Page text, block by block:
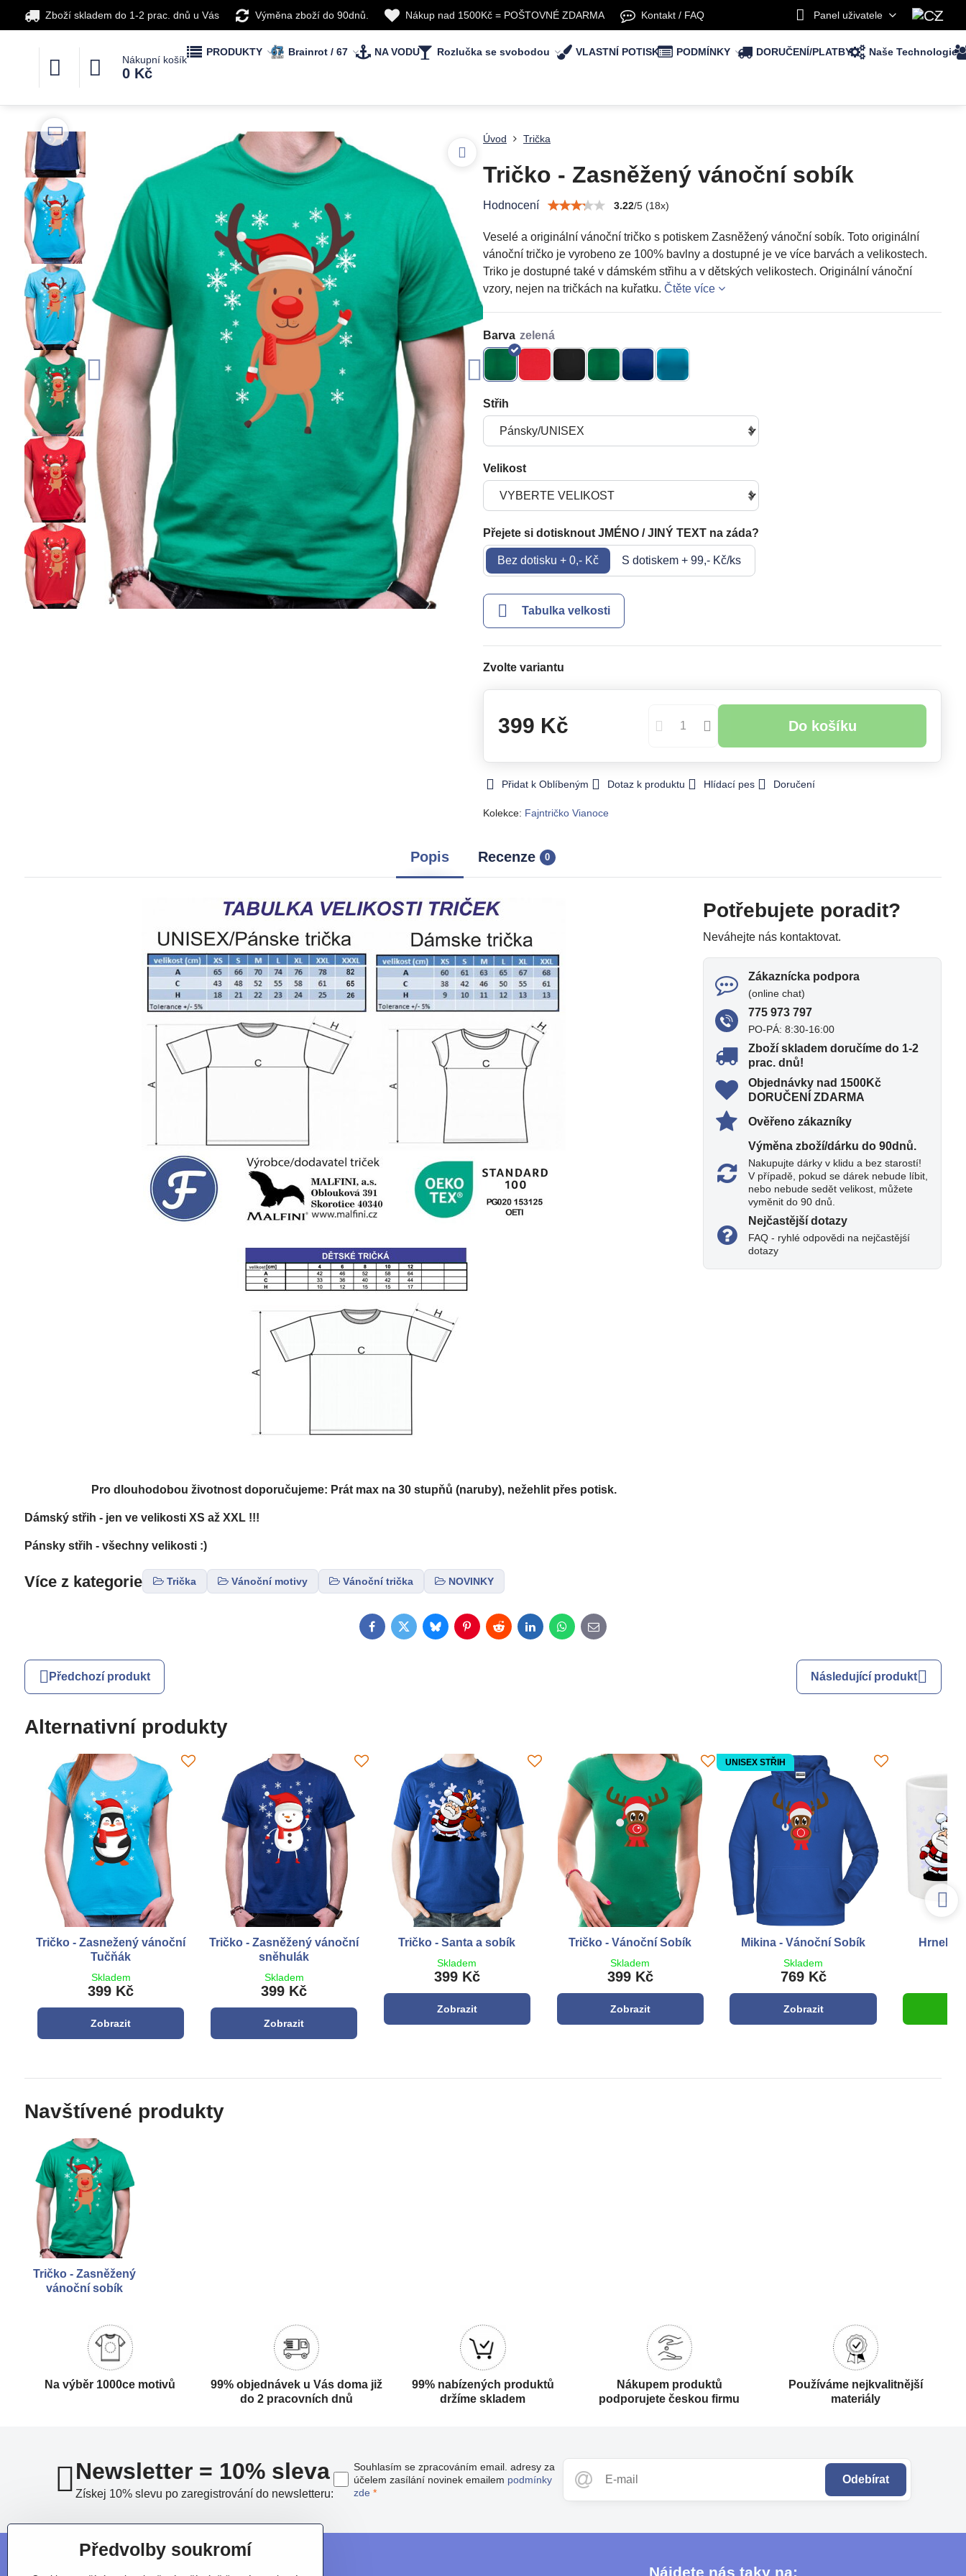
Zboží skladem do 1-2 prac. dnů u Vás Výměna zboží do 90dnů. Nákup nad 1500Kč = POŠTOVNÉ ZDARMA Kontakt / FAQ Panel uživatele
Nákupní košík
0 Kč
PRODUKTY Brainrot / 67 NA VODU Rozlučka se svobodou VLASTNÍ POTISK PODMÍNKY DORUČENÍ/PLATBY Naše Technologie
Úvod Trička
Tričko - Zasněžený vánoční sobík
Hodnocení 3.22/5(18x)
Veselé a originální vánoční tričko s potiskem Zasněžený vánoční sobík. Toto originální
vánoční tričko je vyrobeno ze 100% bavlny a dostupné je ve více barvách a velikostech.
Triko je dostupné také v dámském střihu a v dětských velikostech. Originální vánoční
vzory, nejen na tričkách na kuřatku. Čtěte více
Barva
Střih
Velikost
Přejete si dotisknout JMÉNO / JINÝ TEXT na záda?
Bez dotisku + 0,- Kč S dotiskem + 99,- Kč/ks
Tabulka velkosti
Zvolte variantu
399 Kč Do košíku
Přidat k Oblíbeným Dotaz k produktu Hlídací pes Doručení
Kolekce: Fajntričko Vianoce
Popis Recenze 0
Pro dlouhodobou životnost doporučujeme: Prát max na 30 stupňů (naruby), nežehlit přes potisk.
Dámský střih - jen ve velikosti XS až XXL !!!
Pánsky střih - všechny velikosti :)
Více z kategorie Trička Vánoční motivy Vánoční trička NOVINKY
Potřebujete poradit?
Neváhejte nás kontaktovat.
Zákaznícka podpora
(online chat)
775 973 797
PO-PÁ: 8:30-16:00
Zboží skladem doručíme do 1-2
prac​. dnů!
Objednávky nad 1500Kč
DORUČENÍ ZDARMA
Ověřeno zákazníky
Výměna zboží/dárku do 90dnů​.
Nakupujte dárky v klidu a bez starostí!
V případě, pokud se dárek nebude líbit,
nebo nebude sedět velikost, můžete
vyměnit do 90 dnů.
Nejčastější dotazy
FAQ - ryhlé odpovědi na nejčastějśí
dotazy
FacebookTwitterBlueskyPinterestRedditLinkedInWhatsApp
E-
mail
Předchozí produkt Následující produkt
Alternativní produkty
Tričko - Zasnežený vánoční
Tučňák
Skladem
399 Kč
Zobrazit
Tričko - Zasněžený vánoční
sněhulák
Skladem
399 Kč
Zobrazit
Tričko - Santa a sobík
Skladem
399 Kč
Zobrazit
Tričko - Vánoční Sobík
Skladem
399 Kč
Zobrazit
UNISEX STŘIH
Mikina - Vánoční Sobík
Skladem
769 Kč
Zobrazit
Hrnek -
Navštívené produkty
Tričko - Zasněžený
vánoční sobík
Na výběr 1000ce motivů
99% objednávek u Vás doma již
do 2 pracovních dnů
99% nabízených produktů
držíme skladem
Nákupem produktů
podporujete českou firmu
Používáme nejkvalitnější
materiály
Newsletter = 10% sleva
Získej 10% slevu po zaregistrování do newsletteru:
Odebírat
Souhlasím se zpracováním email. adresy za
účelem zasílání novinek emailem podmínky
zde *
Nájdete nás taky na:
Předvolby soukromí